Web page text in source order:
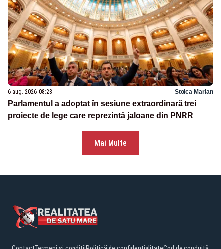
6 aug. 2026, 08:28 Stoica Marian
Parlamentul a adoptat în sesiune extraordinară trei
proiecte de lege care reprezintă jaloane din PNRR
Mai Multe